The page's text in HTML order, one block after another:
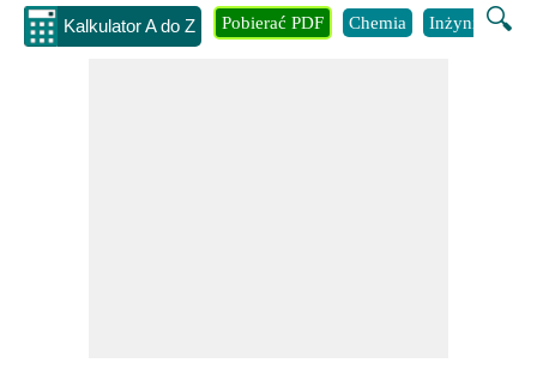
Kalkulator A do Z 🔍
Pobierać PDF Chemia Inżynieria